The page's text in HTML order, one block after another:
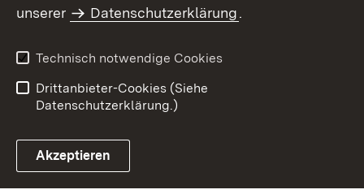
Benutzungshinweise
Erklärung zur
unserer
Datenschutzerklärung.
Technisch notwendige Cookies
Drittanbieter-Cookies (Siehe
Datenschutzerklärung.)
Akzeptieren